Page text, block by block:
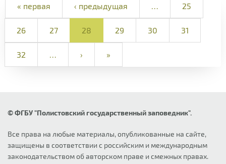
« первая ‹ предыдущая 25
26 27 28 29 30 31
32 › »
© ФГБУ "Полистовский государственный заповедник".
Все права на любые материалы, опубликованные на сайте,
защищены в соответствии с российским и международным
законодательством об авторском праве и смежных правах.